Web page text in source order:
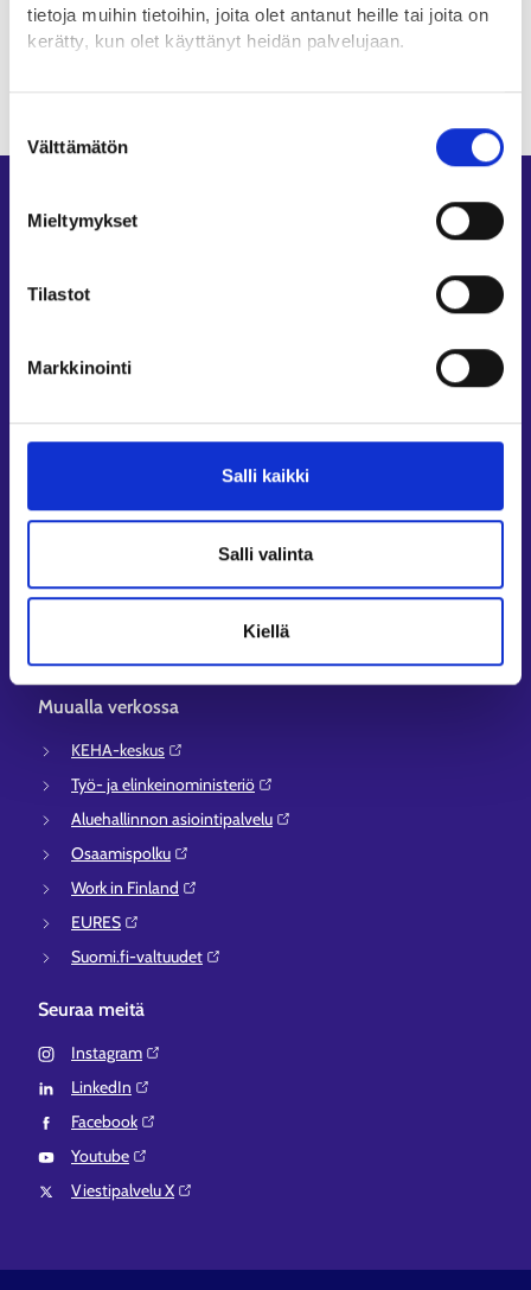
tietoja muihin tietoihin, joita olet antanut heille tai joita on
kerätty, kun olet käyttänyt heidän palvelujaan.
Löydät tietoa evästeiden käyttötarkoituksista
Lue tarkemmin
valinta
Välttämätön
Mieltymykset
Tilastot
Markkinointi
Salli kaikki
Salli valinta
Kiellä
Kulttuuri ja viihde
Asiakaspalvelu
Työllisyysalueiden yhteystiedot
Sähköisen asioinnin tuki
Työttömyysturvaneuvonta
Yritys- ja työnantaja-asiakkaan neuvontapalvelut
Asiointi- ja Oma työpolku -osioiden ohjeet
Muualla verkossa
KEHA-keskus⁠
Työ- ja elinkeinoministeriö⁠
Aluehallinnon asiointipalvelu⁠
Osaamispolku⁠
Work in Finland⁠
EURES⁠
Suomi.fi-valtuudet⁠
Seuraa meitä
Instagram⁠
LinkedIn⁠
Facebook⁠
Youtube⁠
Viestipalvelu X⁠